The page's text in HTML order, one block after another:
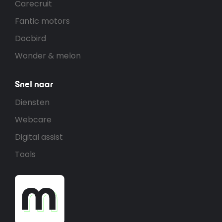
Carecruit
Fantic motors
Docbird
Wonder & melon
Snel naar
Diensten
Webcare
Digital assist
Tools